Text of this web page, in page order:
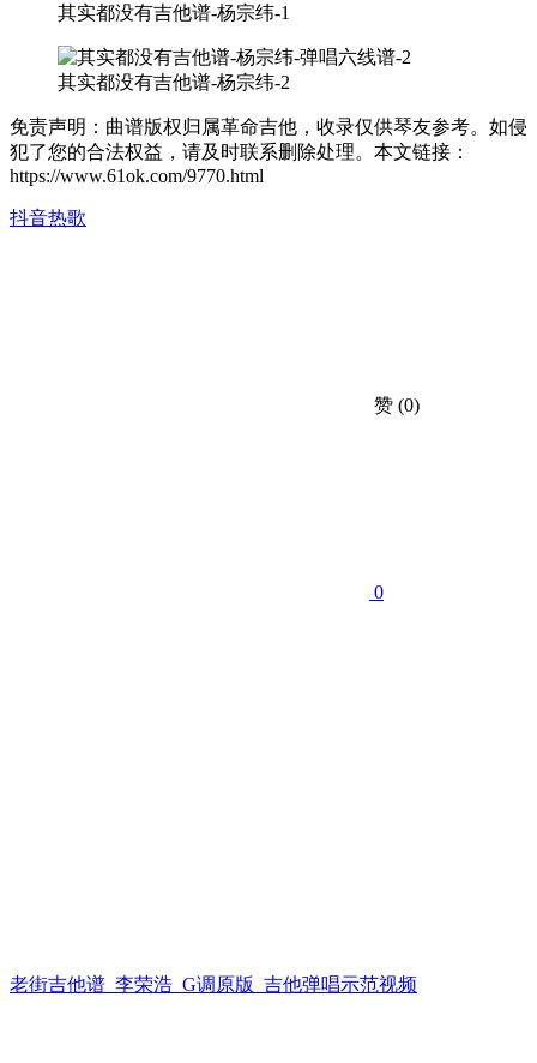
其实都没有吉他谱-杨宗纬-1
其实都没有吉他谱-杨宗纬-2
免责声明：曲谱版权归属革命吉他，收录仅供琴友参考。如侵
犯了您的合法权益，请及时联系删除处理。本文链接：
https://www.61ok.com/9770.html
抖音热歌
赞 (0)
0
老街吉他谱_李荣浩_G调原版_吉他弹唱示范视频